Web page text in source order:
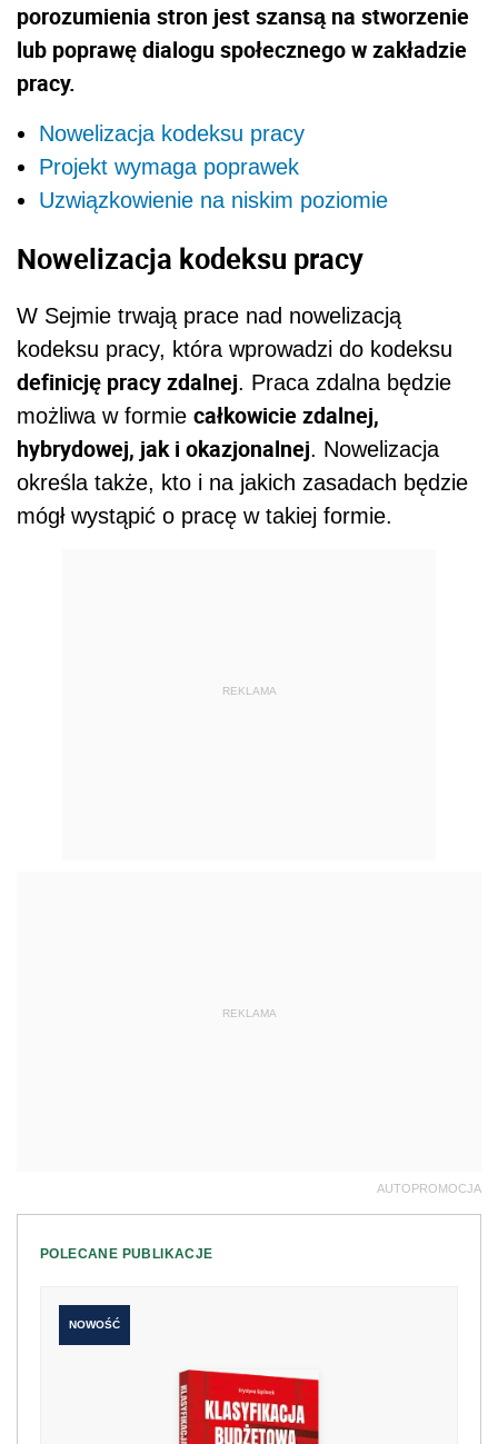
porozumienia stron jest szansą na stworzenie
lub poprawę dialogu społecznego w zakładzie
pracy.
Nowelizacja kodeksu pracy
Projekt wymaga poprawek
Uzwiązkowienie na niskim poziomie
Nowelizacja kodeksu pracy
W Sejmie trwają prace nad nowelizacją
kodeksu pracy, która wprowadzi do kodeksu
definicję pracy zdalnej. Praca zdalna będzie
możliwa w formie całkowicie zdalnej,
hybrydowej, jak i okazjonalnej. Nowelizacja
określa także, kto i na jakich zasadach będzie
mógł wystąpić o pracę w takiej formie.
REKLAMA
REKLAMA
AUTOPROMOCJA
POLECANE PUBLIKACJE
NOWOŚĆ